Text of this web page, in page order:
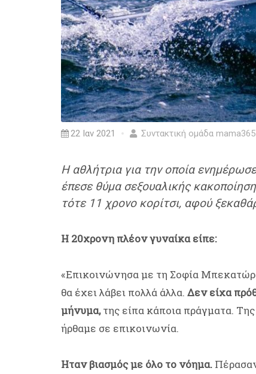
22 Ιαν 2021 Συντακτική ομάδα mama365
Η αθλήτρια για την οποία
έπεσε θύμα σεξουαλικής
τότε 11 χρονο κορίτσι, αφού
Η 20χρονη πλέον γυναίκα είπε:
«Επικοινώνησα με τη Σοφία
θα έχει λάβει πολλά άλλα. Δεν είχα
μήνυμα,της είπα κάποια πράγματα.
ήρθαμε σε επικοινωνία.
Ηταν βιασμός με όλο το νόημα.